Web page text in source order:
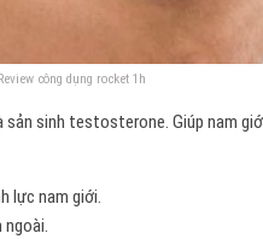
Review công dụng rocket 1h
sinh testosterone. Giúp nam
lực nam giới.